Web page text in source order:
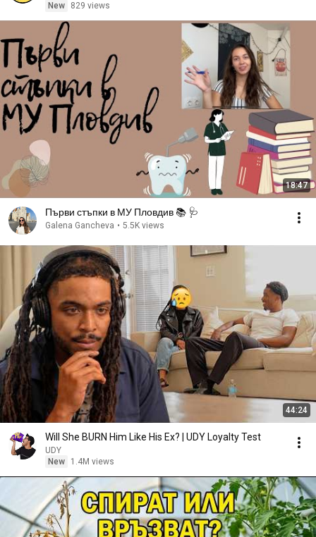
New
829 views
18:47
Първи стъпки в МУ Пловдив 📚 🩺
Galena Gancheva • 5.5K views
44:24
Will She BURN Him Like His Ex? | UDY Loyalty Test
UDY
New
1.4M views